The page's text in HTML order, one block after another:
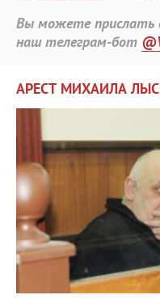
Вы можете прислать
наш телеграм-бот
АРЕСТ МИХАИЛА